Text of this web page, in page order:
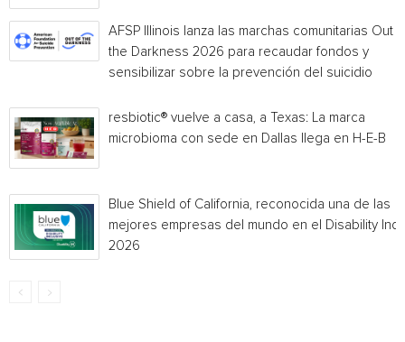
AFSP Illinois lanza las marchas comunitarias Out
the Darkness 2026 para recaudar fondos y
sensibilizar sobre la prevención del suicidio
resbiotic® vuelve a casa, a Texas: La marca
microbioma con sede en Dallas llega en H-E-B
Blue Shield of California, reconocida una de las
mejores empresas del mundo en el Disability
2026